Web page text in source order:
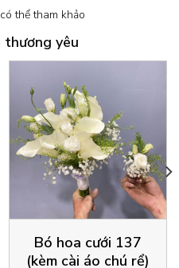
thể tham khảo
yêu
Bó hoa cưới 137
(kèm cài áo chú rể)